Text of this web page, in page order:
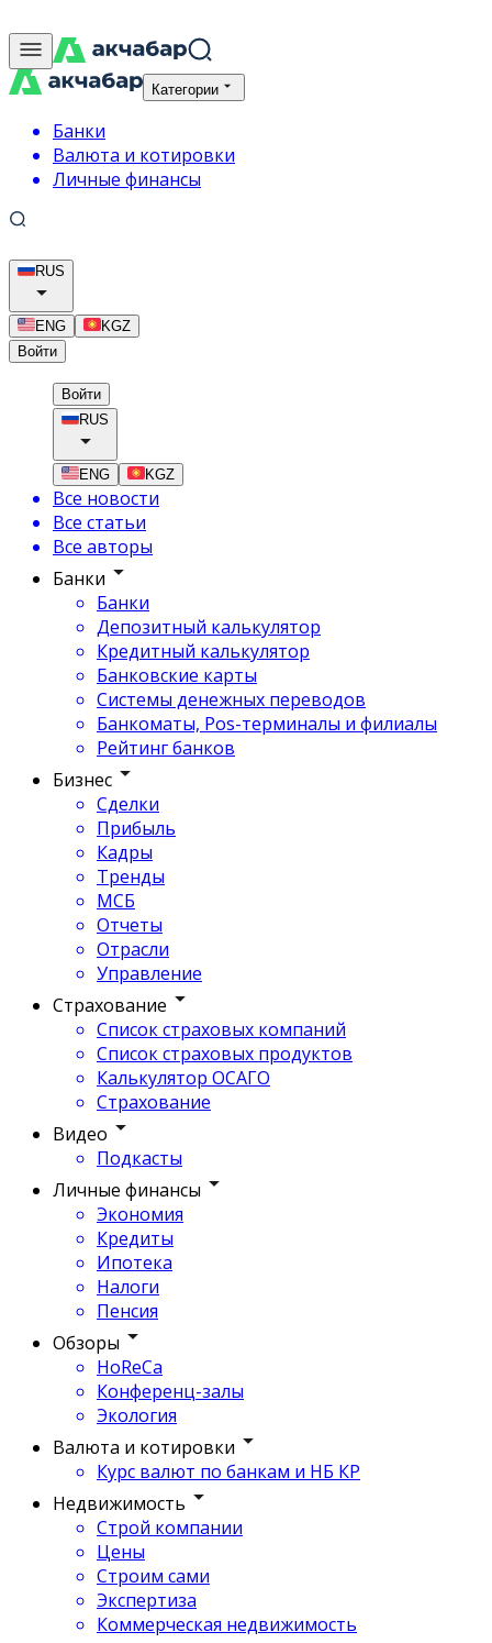
Категории
Банки
Валюта и котировки
Личные финансы
RUS
ENG
KGZ
Войти
Войти
RUS
ENG KGZ
Все новости
Все статьи
Все авторы
Банки
Банки
Депозитный калькулятор
Кредитный калькулятор
Банковские карты
Системы денежных переводов
Банкоматы, Pos-терминалы и филиалы
Рейтинг банков
Бизнес
Сделки
Прибыль
Кадры
Тренды
МСБ
Отчеты
Отрасли
Управление
Страхование
Список страховых компаний
Список страховых продуктов
Калькулятор ОСАГО
Страхование
Видео
Подкасты
Личные финансы
Экономия
Кредиты
Ипотека
Налоги
Пенсия
Обзоры
HoReCa
Конференц-залы
Экология
Валюта и котировки
Курс валют по банкам и НБ КР
Недвижимость
Строй компании
Цены
Строим сами
Экспертиза
Коммерческая недвижимость